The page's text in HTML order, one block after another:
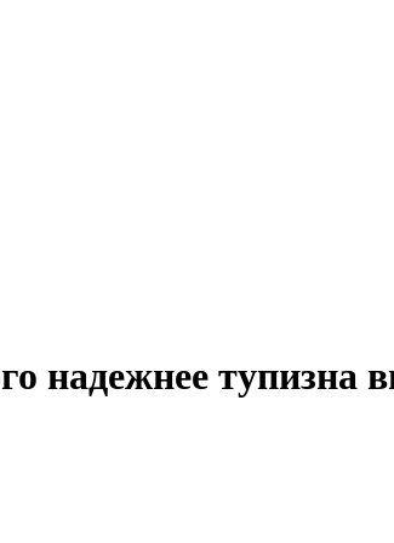
надежнее тупизна